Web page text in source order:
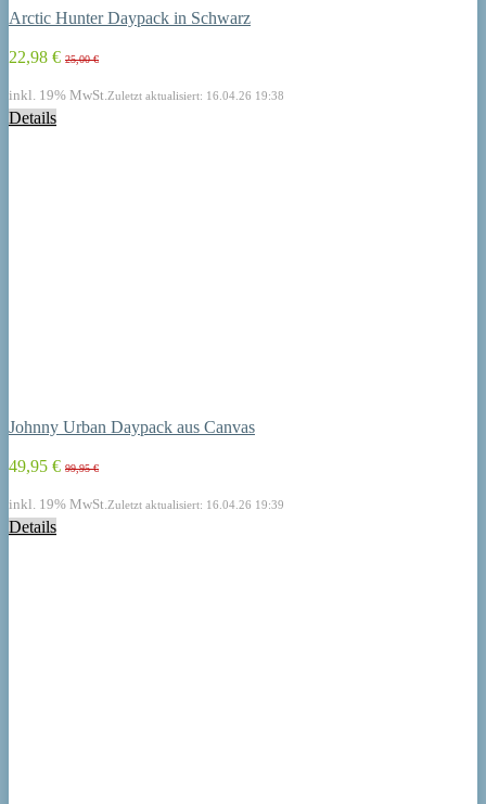
Arctic Hunter Daypack in Schwarz
22,98 € 25,00 €
inkl. 19% MwSt. Zuletzt aktualisiert: 16.04.26 19:38
Details
Johnny Urban Daypack aus Canvas
49,95 € 99,95 €
inkl. 19% MwSt. Zuletzt aktualisiert: 16.04.26 19:39
Details